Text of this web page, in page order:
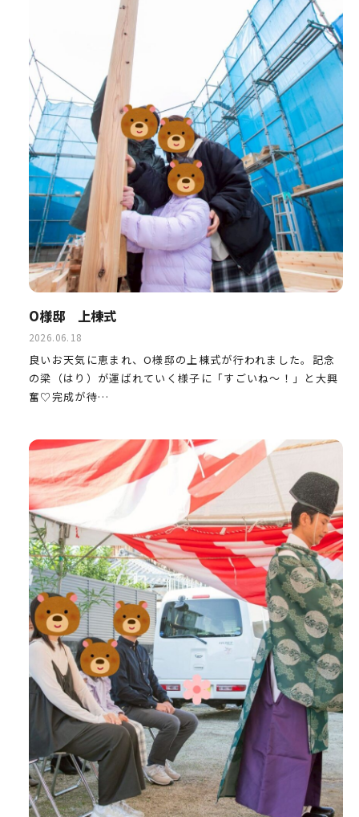
O様邸 上棟式
2026.06.18
良いお天気に恵まれ、O様邸の上棟式が行われました。記念
の梁（はり）が運ばれていく様子に「すごいね～！」と大興
奮♡完成が待…